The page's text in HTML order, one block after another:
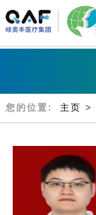
您的位置: 主页 >